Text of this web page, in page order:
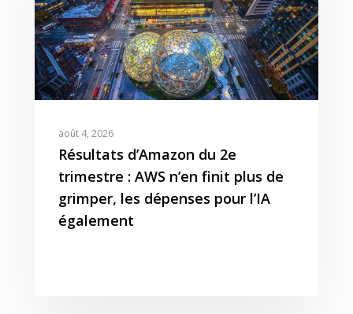
août 4, 2026
Résultats d’Amazon du 2e
trimestre : AWS n’en finit plus de
grimper, les dépenses pour l’IA
également